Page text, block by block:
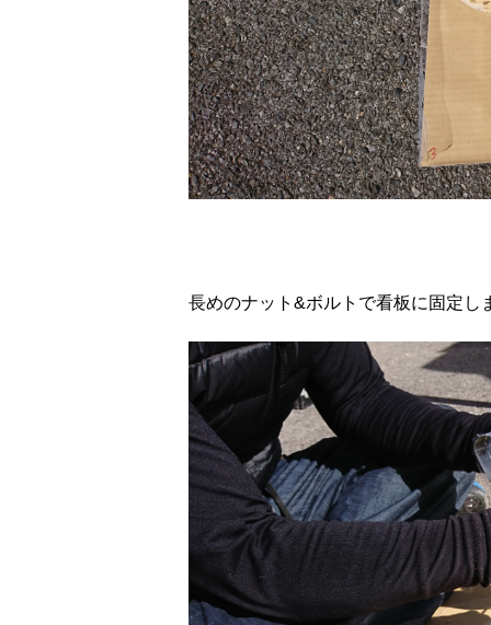
長めのナット&ボルトで看板に固定し